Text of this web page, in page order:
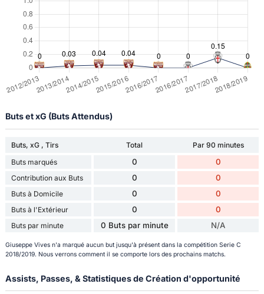
Buts et xG (Buts Attendus)
Buts, xG , Tirs Total
Par 90 minutes
Buts marqués
0 0
Contribution aux Buts 0 0
Buts à Domicile 0 0
Buts à l'Extérieur 0 0
Buts par minute 0 Buts par minute N/A
Giuseppe Vives n'a marqué aucun but jusqu'à présent dans la compétition Serie C
2018/2019. Nous verrons comment il se comporte lors des prochains matchs.
Assists, Passes, & Statistiques de Création d'opportunité